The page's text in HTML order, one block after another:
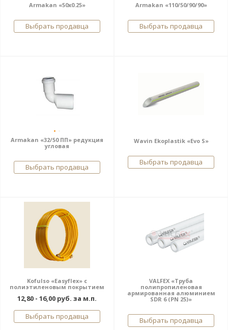
Armakan «50х0.25»
Выбрать продавца
Armakan «110/50/90/90»
Выбрать продавца
Armakan «32/50 ПП» редукция
угловая
Выбрать продавца
Wavin Ekoplastik «Evo S»
Выбрать продавца
Kofulso «Easyflex» с
полиэтиленовым покрытием
12,80 - 16,00 руб. за м.п.
Выбрать продавца
VALFEX «Труба
полипропиленовая
армированная алюминием
SDR 6 (PN 25)»
Выбрать продавца